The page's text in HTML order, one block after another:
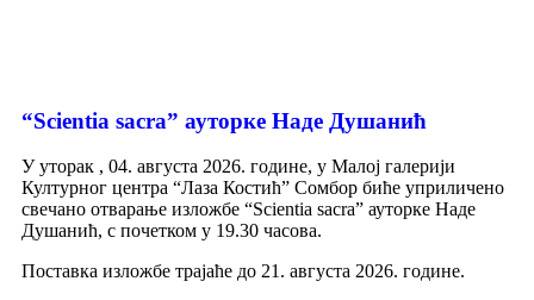
“Scientia sacra” ауторке Наде Душанић
У уторак , 04. августа 2026. године, у Малој галерији
Културног центра “Лаза Костић” Сомбор биће уприличено
свечано отварање изложбе “Scientia sacra” ауторке Наде
Душанић, с почетком у 19.30 часова.
Поставка изложбе трајаће до 21. августа 2026. године.